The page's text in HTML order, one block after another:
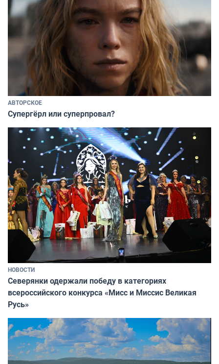
АВТОРСКОЕ
Супергёрл или суперпровал?
НОВОСТИ
Северянки одержали победу в категориях
всероссийского конкурса «Мисс и Миссис Великая
Русь»